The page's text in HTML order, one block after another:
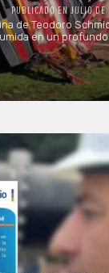
PUBLICADO EN JULIO
de Teodoro
en un profundo